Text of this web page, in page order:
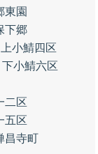
東園
下郷
上小鯖四区
下小鯖六区
二区
五区
昌寺町